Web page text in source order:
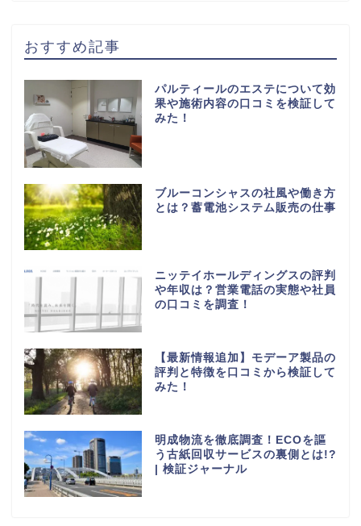
おすすめ記事
パルティールのエステについて効
果や施術内容の口コミを検証して
みた！
ブルーコンシャスの社風や働き方
とは？蓄電池システム販売の仕事
ニッテイホールディングスの評判
や年収は？営業電話の実態や社員
の口コミを調査！
【最新情報追加】モデーア製品の
評判と特徴を口コミから検証して
みた！
明成物流を徹底調査！ECOを謳
う古紙回収サービスの裏側とは!?
| 検証ジャーナル